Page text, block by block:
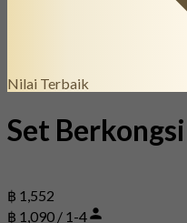
Nilai Terbaik
Set
฿ 1,552
฿ 1,090 / 1-4